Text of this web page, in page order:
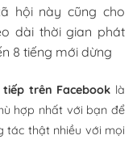
hội này cũng cho
dài thời gian phát
8 tiếng mới dừng
trên Facebook là
hợp nhất với bạn để
tác thật nhiều với mọi